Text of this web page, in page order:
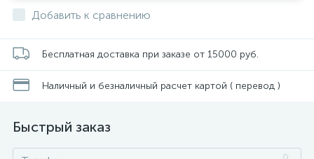
Добавить к сравнению
Бесплатная доставка при заказе от 15000 руб.
Наличный и безналичный расчет картой ( перевод )
Быстрый заказ